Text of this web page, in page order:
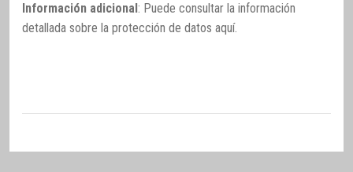
Información adicional: Puede consultar la información
detallada sobre la protección de datos aquí.